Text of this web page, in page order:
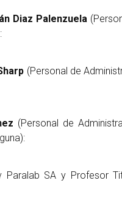
Diaz Palenzuela
(Personal de
(Personal de
SA y Profesor